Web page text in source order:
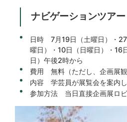
ナビゲーションツアー
日時 7月19日（土曜日）・
曜日）・10日（日曜日）・16
日）午後2時から
費用 無料（ただし、企画展観
内容 学芸員が展覧会を案内し
参加方法 当日直接企画展ロ